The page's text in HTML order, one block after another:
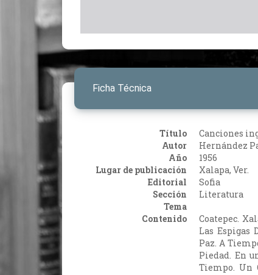
Ficha Técnica
Título
Canciones
Autor
Hernández
Año
1956
Lugar de publicación
Xalapa, Ver.
Editorial
Sofia
Sección
Literatura
Tema
Contenido
Coatepec.
Las Espigas
Paz. A
Piedad. En
Tiempo. Un